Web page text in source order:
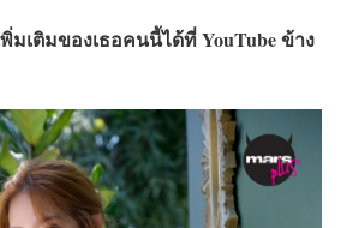
เติมของเธอคนนี้ได้ที่ YouTube ข้าง